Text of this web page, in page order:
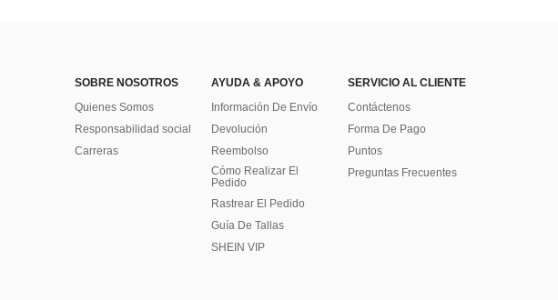
SOBRE NOSOTROS
Quienes Somos
Responsabilidad social
Carreras
AYUDA & APOYO
Información De Envío
Devolución
Reembolso
Cómo Realizar El
Pedido
Rastrear El Pedido
Guía De Tallas
SHEIN VIP
SERVICIO AL CLIENTE
Contáctenos
Forma De Pago
Puntos
Preguntas Frecuentes